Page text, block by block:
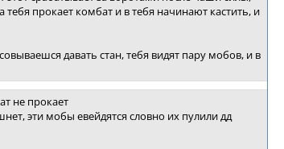
прокает комбат и в тебя начинают кастить, и
давать стан, тебя видят пару мобов, и в
не прокает
эти мобы евейдятся словно их пулили дд